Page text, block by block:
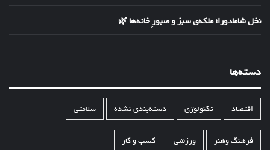
نخل شامادورا؛ ملکه‌ی سبز و صبورِ خانه‌ها 🌿
دسته‌ها
اقتصاد تکنولوژی دسته‌بندی نشده سلامتی
فرهنگ وهنر ورزشی کسب و کار